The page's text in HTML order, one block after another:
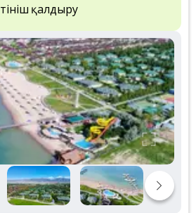
Өтініш қалдыру